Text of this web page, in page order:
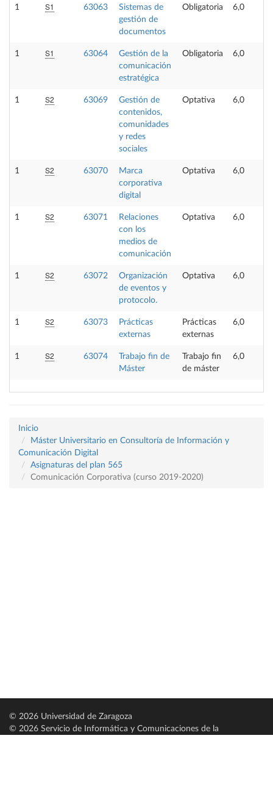
1 S1 63063
Sistemas de
gestión de
documentos
Obligatoria 6,0
1 S1 63064
Gestión de la
comunicación
estratégica
Obligatoria 6,0
1 S2 63069
Gestión de
contenidos,
comunidades
y redes
sociales
Optativa 6,0
1 S2 63070
Marca
corporativa
digital
Optativa 6,0
1 S2 63071
Relaciones
con los
medios de
comunicación
Optativa 6,0
1 S2 63072
Organización
de eventos y
protocolo.
Optativa 6,0
1 S2 63073
Prácticas
externas
Prácticas
externas
6,0
1 S2 63074
Trabajo fin de
Máster
Trabajo fin
de máster
6,0
Inicio
Máster Universitario en Consultoría de Información y
Comunicación Digital
Asignaturas del plan 565
Comunicación Corporativa (curso 2019-2020)
© 2026 Universidad de Zaragoza
© 2026 Servicio de Informática y Comunicaciones de la